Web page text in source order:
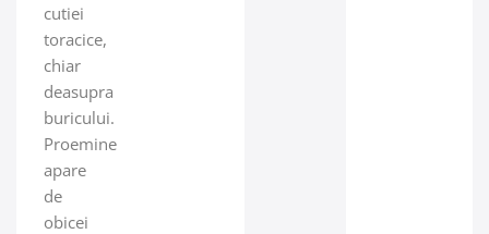
cutiei
toracice,
chiar
deasupra
buricului.
Proeminenta
apare
de
obicei